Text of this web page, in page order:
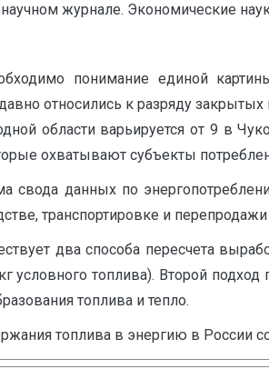
журнале. Экономические
понимание единой
относились к разряду
области варьируется от 9 в
охватывают субъекты
свода данных по
транспортировке и
два способа пересчета
топлива). Второй
топлива и тепло.
топлива в энергию в России